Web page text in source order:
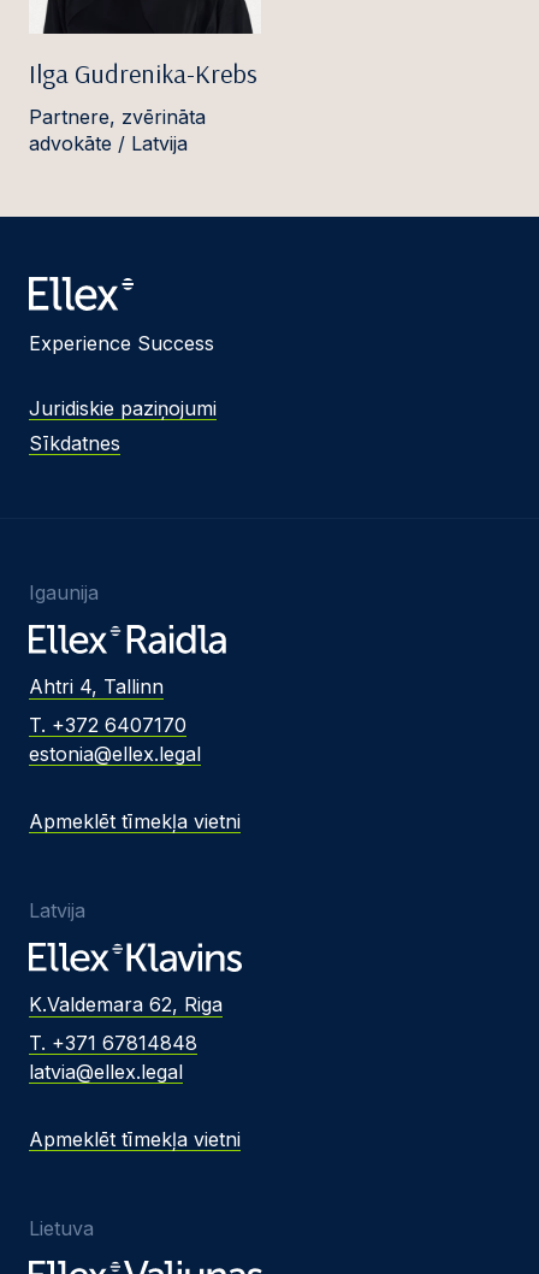
Ilga Gudrenika-Krebs
Partnere, zvērināta
advokāte / Latvija
Experience Success
Juridiskie paziņojumi
Sīkdatnes
Igaunija
Ahtri 4, Tallinn
T. +372 6407170
estonia@ellex.legal
Apmeklēt tīmekļa vietni
Latvija
K.Valdemara 62, Riga
T. +371 67814848
latvia@ellex.legal
Apmeklēt tīmekļa vietni
Lietuva